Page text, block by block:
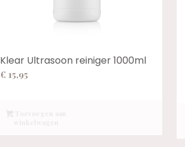
Klear Ultrasoon reiniger 1000ml
€ 15,95